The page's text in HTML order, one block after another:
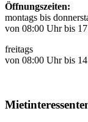
Öffnungszeiten:
montags bis
von 08:00 Uhr bis
freitags
von 08:00 Uhr bis